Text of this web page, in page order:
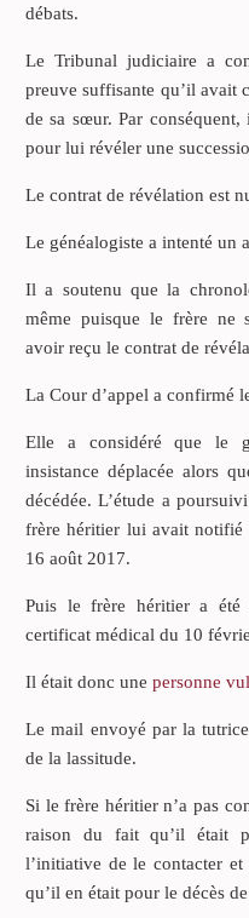
débats.
Le Tribunal judiciaire a
preuve suffisante qu’il avait
de sa sœur. Par
pour lui révéler une
Le contrat de révélation est
Le généalogiste a intenté un
Il a soutenu que la
même puisque le frère ne
avoir reçu le contrat de
La Cour d’appel a confirmé
Elle a considéré que le
insistance déplacée alors
décédée. L’étude a
frère héritier lui avait notifié
16 août 2017.
Puis le frère héritier a été
certificat médical du 10
Il était donc une personne
Le mail envoyé par la
de la lassitude.
Si le frère héritier n’a pas
raison du fait qu’il était
l’initiative de le contacter
qu’il en était pour le décès